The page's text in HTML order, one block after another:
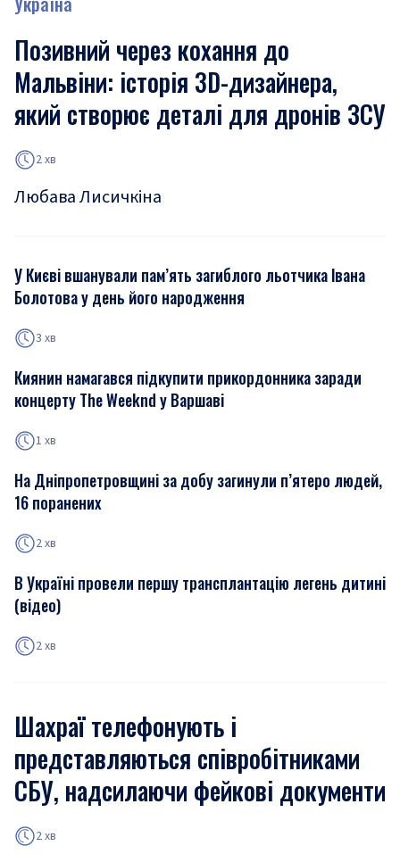
Позивний через кохання до
Мальвіни: історія 3D-дизайнера,
який створює деталі для дронів ЗСУ
2 хв
Любава Лисичкіна
У Києві вшанували пам’ять загиблого льотчика Івана
Болотова у день його народження
3 хв
Киянин намагався підкупити прикордонника заради
концерту The Weeknd у Варшаві
1 хв
На Дніпропетровщині за добу загинули п’ятеро людей,
16 поранених
2 хв
В Україні провели першу трансплантацію легень дитині
(відео)
2 хв
Шахраї телефонують і
представляються співробітниками
СБУ, надсилаючи фейкові документи
2 хв